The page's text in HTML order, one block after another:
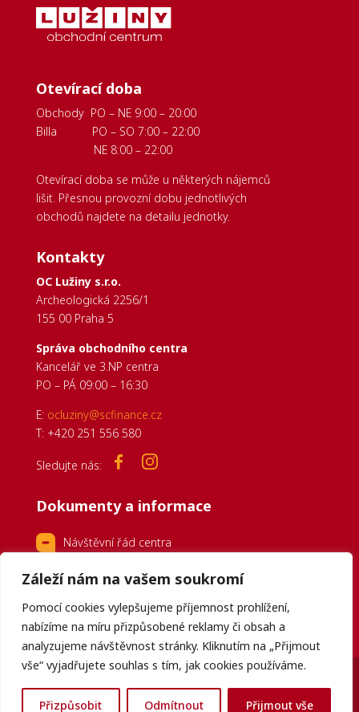
Záleží nám na vašem soukromí
Pomocí cookies vylepšujeme příjemnost prohlížení,
nabízíme na míru přizpůsobené reklamy či obsah a
analyzujeme návštěvnost stránky. Kliknutím na „Přijmout
vše“ vyjadřujete souhlas s tím, jak cookies používáme.
Přizpůsobit Odmítnout Přijmout vše
Otevírací doba
Obchody PO – NE 9:00 – 20:00
Billa PO – SO 7:00 – 22:00
NE 8:00 – 22:00
Otevírací doba se může u některých nájemců
lišit. Přesnou provozní dobu jednotlivých
obchodů najdete na detailu jednotky.
Kontakty
OC Lužiny s.r.o.
Archeologická 2256/1
155 00 Praha 5
Správa obchodního centra
Kancelář ve 3.NP centra
PO – PÁ 09:00 – 16:30
E: ocluziny@scfinance.cz
T: +420 251 556 580
Sledujte nás:
Dokumenty a informace
Návštěvní řád centra
Zpracování osobních údajů
PŘIHLÁŠENÍ PRO NÁJEMCE